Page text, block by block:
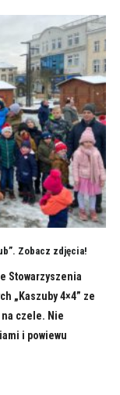
Zobacz zdjęcia!
Stowarzyszenia
„Kaszuby 4×4” ze
na czele. Nie
i powiewu